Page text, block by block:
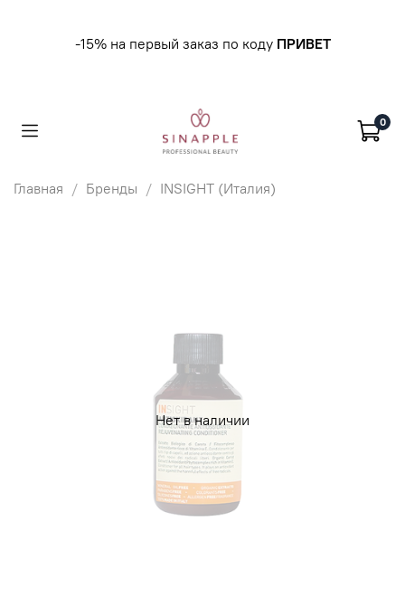
-15% на первый заказ по коду ПРИВЕТ
0
Главная Бренды INSIGHT (Италия)
Нет в наличии